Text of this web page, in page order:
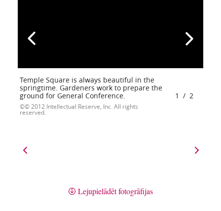
Temple Square is always beautiful in the
springtime. Gardeners work to prepare the
ground for General Conference.
© 2012 Intellectual Reserve, Inc. All rights
reserved.
1 / 2
Lejupielādēt fotogrāfijas